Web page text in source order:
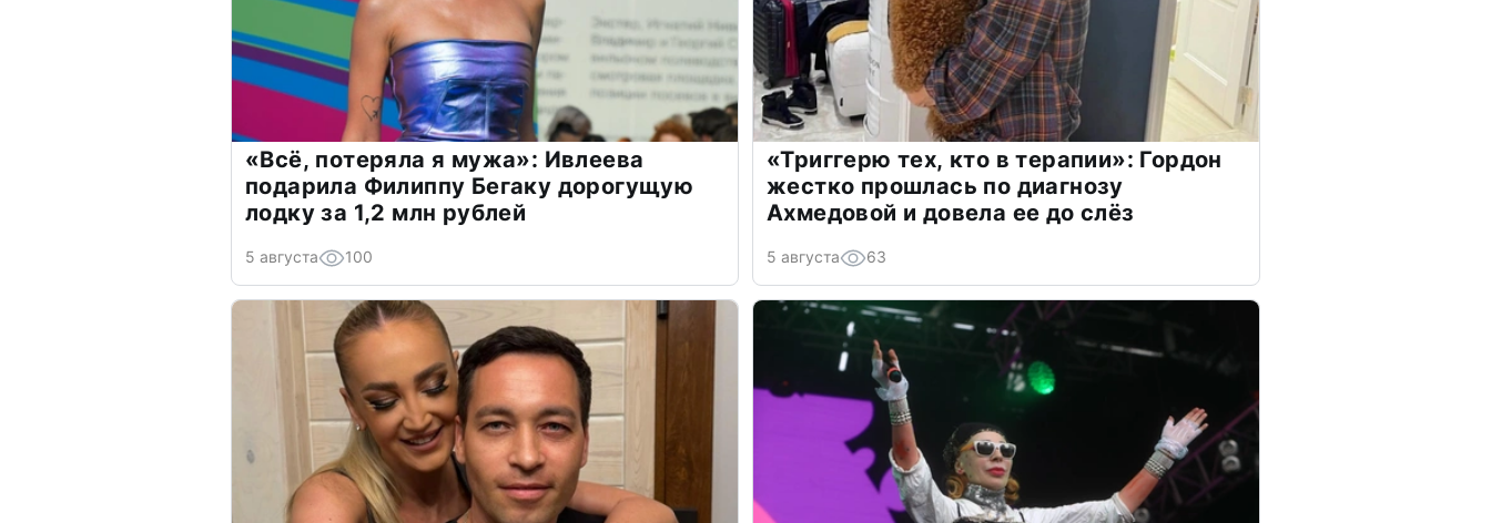
«Всё, потеряла я мужа»: Ивлеева
подарила Филиппу Бегаку дорогущую
лодку за 1,2 млн рублей
5 августа 100
«Триггерю тех, кто в терапии»: Гордон
жестко прошлась по диагнозу
Ахмедовой и довела ее до слёз
5 августа 63